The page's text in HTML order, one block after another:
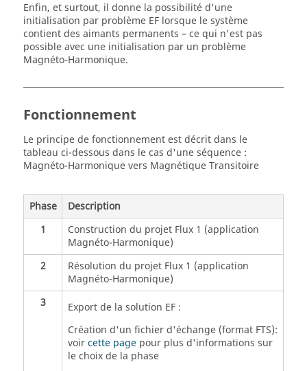
Enfin, et surtout, il donne la possibilité d'une
initialisation par problème EF lorsque le système
contient des aimants permanents – ce qui n'est pas
possible avec une initialisation par un problème
Magnéto-Harmonique.
Fonctionnement
Le principe de fonctionnement est décrit dans le
tableau ci-dessous dans le cas d'une séquence :
Magnéto-Harmonique vers Magnétique Transitoire
Phase
Description
1
Construction du projet Flux 1 (application
Magnéto-Harmonique)
2
Résolution du projet Flux 1 (application
Magnéto-Harmonique)
3
Export de la solution EF :
Création d'un fichier d'échange (format FTS):
voircette pagepour plus d'informations sur
le choix de la phase